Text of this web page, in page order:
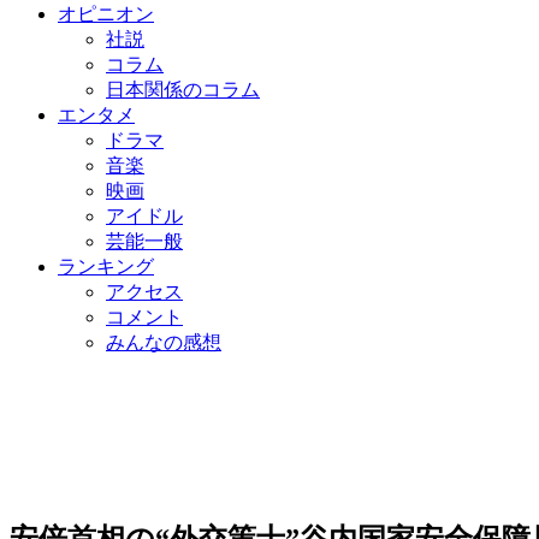
オピニオン
社説
コラム
日本関係のコラム
エンタメ
ドラマ
音楽
映画
アイドル
芸能一般
ランキング
アクセス
コメント
みんなの感想